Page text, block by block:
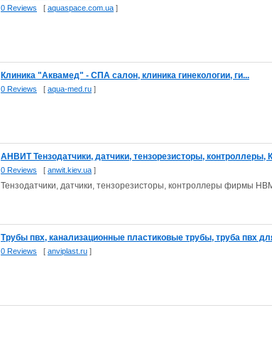
0 Reviews [ aquaspace.com.ua ]
Клиника "Аквамед" - СПА салон, клиника гинекологии, ги...
0 Reviews [ aqua-med.ru ]
АНВИТ Тензодатчики, датчики, тензорезисторы, контроллеры,
0 Reviews [ anwit.kiev.ua ]
Тензодатчики, датчики, тензорезисторы, контроллеры фирмы
Трубы пвх, канализационные пластиковые трубы, труба пвх
0 Reviews [ anviplast.ru ]